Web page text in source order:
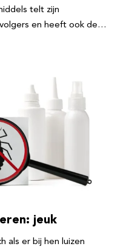
telt zijn
en heeft ook de…
jeuk
als er bij hen luizen